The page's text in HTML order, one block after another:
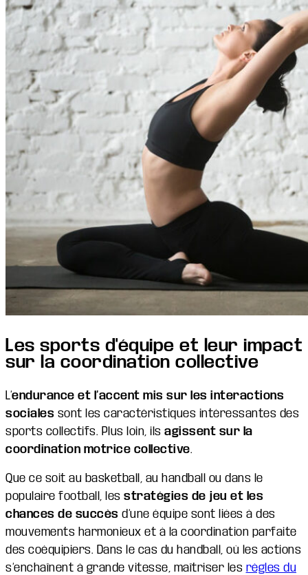
Les sports d'équipe et leur impact
sur la coordination collective
L’endurance et l’accent mis sur les interactions
sociales sont les caractéristiques intéressantes des
sports collectifs. Plus loin, ils agissent sur la
coordination motrice collective.
Que ce soit au basketball, au handball ou dans le
populaire football, les stratégies de jeu et les
chances de succès d’une équipe sont liées à des
mouvements harmonieux et à la coordination parfaite
des coéquipiers. Dans le cas du handball, où les actions
s’enchaînent à grande vitesse, maîtriser les règles du